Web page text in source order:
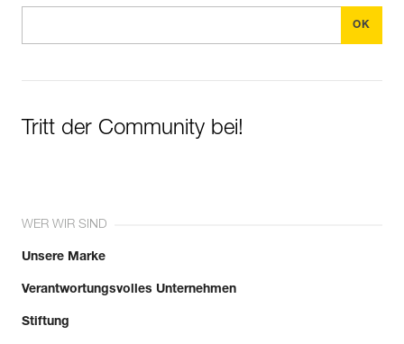
Tritt der Community bei!
WER WIR SIND
Unsere Marke
Verantwortungsvolles Unternehmen
Stiftung